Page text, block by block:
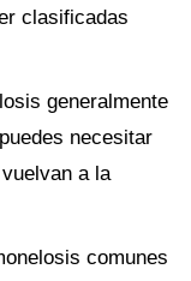
clasificadas
generalmente
necesitar
a la
comunes